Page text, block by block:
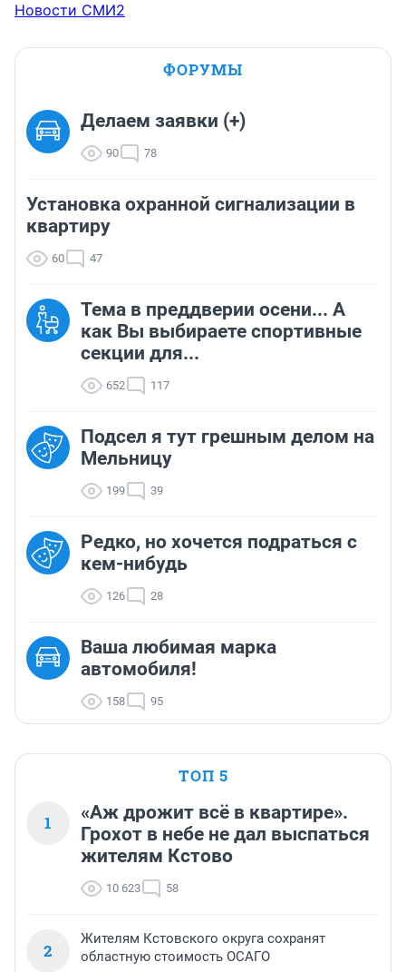
Новости СМИ2
ФОРУМЫ
Делаем заявки (+)
90 78
Установка охранной сигнализации в
квартиру
60 47
Тема в преддверии осени... А
как Вы выбираете спортивные
секции для...
652 117
Подсел я тут грешным делом на
Мельницу
199 39
Редко, но хочется подраться с
кем-нибудь
126 28
Ваша любимая марка
автомобиля!
158 95
ТОП 5
1
«Аж дрожит всё в квартире».
Грохот в небе не дал выспаться
жителям Кстово
10 623 58
2
Жителям Кстовского округа сохранят
областную стоимость ОСАГО